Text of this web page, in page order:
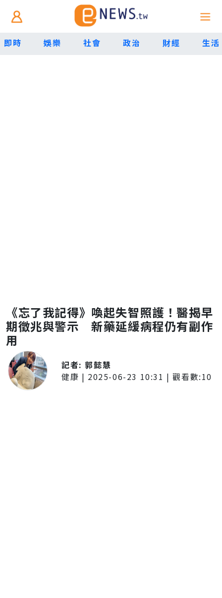
即時 娛樂 社會 政治 財經 生活
《忘了我記得》喚起失智照護！醫揭早
期徵兆與警示 新藥延緩病程仍有副作
用
記者:郭懿慧
健康 | 2025-06-23 10:31 | 觀看數:10